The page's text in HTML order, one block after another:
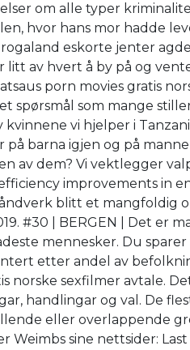
om alle typer
hvor hans mor hadde
eskorte jenter
litt av hvert å by på og
porn movies gratis
spørsmål som mange
kvinnene vi hjelper i
på barna igjen og på
av dem? Vi vektlegger
improvements in
blitt et mangfoldig
#30 | BERGEN | Det er
mennesker. Du
etter andel av
norske sexfilmer avtale.
handlingar og val. De
eller overlappende
Weimbs sine nettsider: